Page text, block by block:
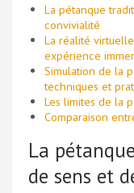
La pétanque
convivialité
La réalité
expérience
Simulation de la
techniques et
Les limites de la
Comparaison
La
de sens et